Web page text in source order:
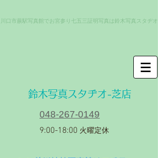
川口市蕨駅写真館でお宮参り七五三証明写真は鈴木写真スタヂオ
​鈴木写真スタヂオ-芝店
048-267-0149
9:00-18:00 火曜定休